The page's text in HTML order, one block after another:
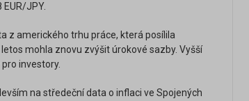
JPY.
z amerického trhu práce, která posílila
mohla znovu zvýšit úrokové sazby. Vyšší
investory.
na středeční data o inflaci ve Spojených